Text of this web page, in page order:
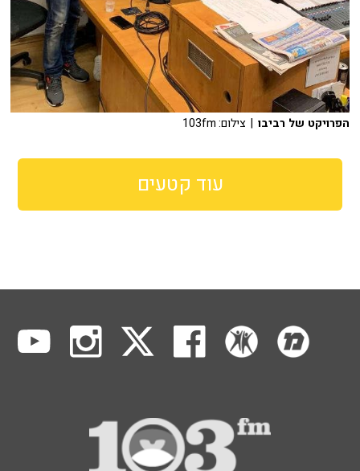
הפרויקט של רביבו | צילום: 103fm
עוד קטעים